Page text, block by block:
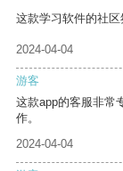
这款学习软件的社区
2024-04-04
游客
这款app的客服非常
作。
2024-04-04